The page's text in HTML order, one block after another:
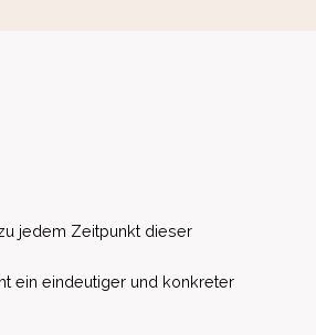
jedem Zeitpunkt dieser
ein eindeutiger und konkreter